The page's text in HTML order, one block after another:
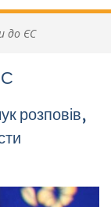
до ЄС
розповів,